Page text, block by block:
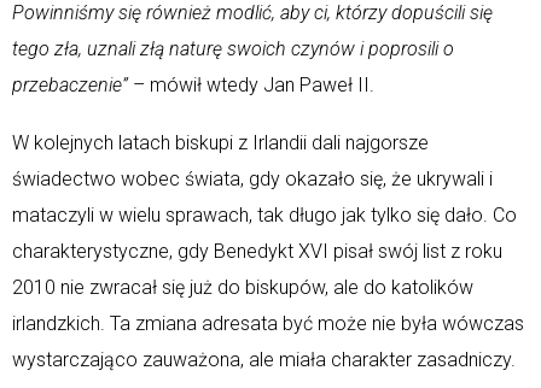
Powinniśmy się również modlić, aby ci, którzy dopuścili się
tego zła, uznali złą naturę swoich czynów i poprosili o
przebaczenie”– mówił wtedy Jan Paweł II.
W kolejnych latach biskupi z Irlandii dali najgorsze
świadectwo wobec świata, gdy okazało się, że ukrywali i
mataczyli w wielu sprawach, tak długo jak tylko się dało. Co
charakterystyczne, gdy Benedykt XVI pisał swój list z roku
2010 nie zwracał się już do biskupów, ale do katolików
irlandzkich. Ta zmiana adresata być może nie była wówczas
wystarczająco zauważona, ale miała charakter zasadniczy.